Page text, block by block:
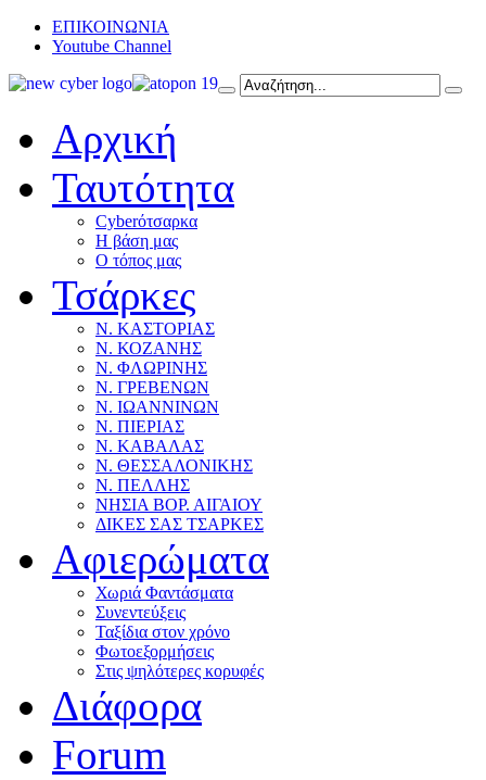
ΕΠΙΚΟΙΝΩΝΙΑ
Youtube Channel
Αρχική
Ταυτότητα
Cyberότσαρκα
Η βάση μας
Ο τόπος μας
Τσάρκες
Ν. ΚΑΣΤΟΡΙΑΣ
Ν. ΚΟΖΑΝΗΣ
Ν. ΦΛΩΡΙΝΗΣ
Ν. ΓΡΕΒΕΝΩΝ
Ν. ΙΩΑΝΝΙΝΩΝ
Ν. ΠΙΕΡΙΑΣ
Ν. ΚΑΒΑΛΑΣ
Ν. ΘΕΣΣΑΛΟΝΙΚΗΣ
Ν. ΠΕΛΛΗΣ
ΝΗΣΙΑ ΒΟΡ. ΑΙΓΑΙΟΥ
ΔΙΚΕΣ ΣΑΣ ΤΣΑΡΚΕΣ
Αφιερώματα
Χωριά Φαντάσματα
Συνεντεύξεις
Ταξίδια στον χρόνο
Φωτοεξορμήσεις
Στις ψηλότερες κορυφές
Διάφορα
Forum